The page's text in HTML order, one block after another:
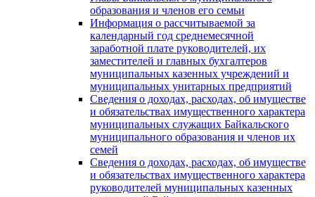
образования и членов его семьи
Информация о рассчитываемой за
календарный год среднемесячной
заработной плате руководителей, их
заместителей и главных бухгалтеров
муниципальных казенных учреждений и
муниципальных унитарных предприятий
Сведения о доходах, расходах, об имуществе
и обязательствах имущественного характера
муниципальных служащих Байкальского
муниципального образования и членов их
семей
Сведения о доходах, расходах, об имуществе
и обязательствах имущественного характера
руководителей муниципальных казенных